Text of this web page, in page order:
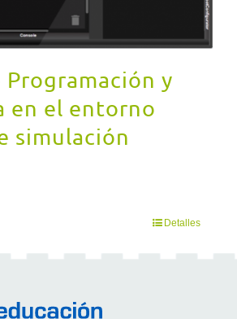
y
en el entorno
simulación
Detalles